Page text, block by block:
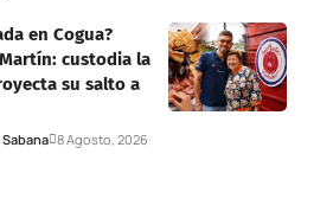
en Cogua?
custodia la
su salto a
8 Agosto, 2026